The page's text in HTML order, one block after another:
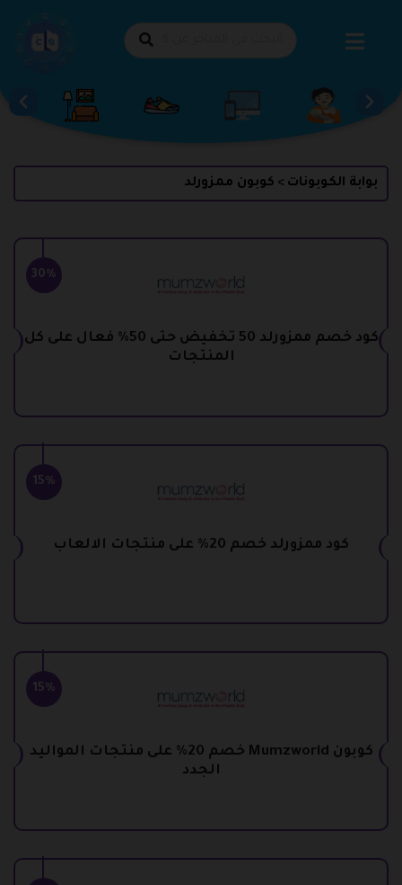
بوابة الكوبونات > كوبون ممزورلد
30%
كود خصم ممزورلد 50 تخفيض حتى 50% فعال على كل
المنتجات
15%
كود ممزورلد خصم 20% على منتجات الالعاب
15%
كوبون Mumzworld خصم 20% على منتجات المواليد
الجدد